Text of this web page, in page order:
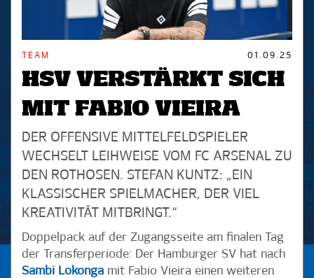
TEAM 01.09.25
HSV VERSTÄRKT SICH
MIT FABIO VIEIRA
DER OFFENSIVE MITTELFELDSPIELER
WECHSELT LEIHWEISE VOM FC ARSENAL ZU
DEN ROTHOSEN. STEFAN KUNTZ: „EIN
KLASSISCHER SPIELMACHER, DER VIEL
KREATIVITÄT MITBRINGT.“
Doppelpack auf der Zugangsseite am finalen Tag
der Transferperiode: Der Hamburger SV hat nach
Sambi Lokonga mit Fabio Vieira einen weiteren